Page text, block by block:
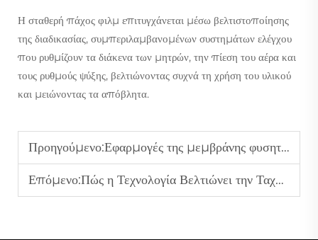
Η σταθερή πάχος φιλμ επιτυγχάνεται μέσω βελτιστοποίησης
της διαδικασίας, συμπεριλαμβανομένων συστημάτων ελέγχου
που ρυθμίζουν τα διάκενα των μητρών, την πίεση του αέρα και
τους ρυθμούς ψύξης, βελτιώνοντας συχνά τη χρήση του υλικού
και μειώνοντας τα απόβλητα.
Προηγούμενο:Εφαρμογές της μεμβράνης φυσητής στη συσκευασία τροφίμων, στη γεωργία και στη βιομηχανία
Επόμενο:Πώς η Τεχνολογία Βελτιώνει την Ταχύτητα και την Ακρίβεια του Φυσήματος Φιλμ